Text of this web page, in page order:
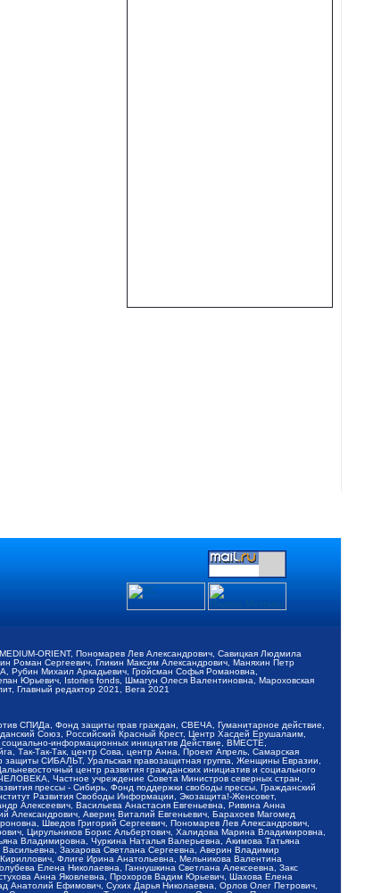
ORIENT, Пономарев Лев Александрович, Савицкая Людмила
Роман Сергеевич, Гликин Максим Александрович, Маняхин Петр
Рубин Михаил Аркадьевич, Гройсман Софья Романовна,
Юрьевич, Istories fonds, Шмагун Олеся Валентиновна, Мароховская
Главный редактор 2021, Вега 2021
СПИДа, Фонд защиты прав граждан, СВЕЧА, Гуманитарное действие,
Союз, Российский Красный Крест, Центр Хасдей Ерушалаим,
информационных инициатив Действие, ВМЕСТЕ,
Так-Так-Так, центр Сова, центр Анна, Проект Апрель, Самарская
СИБАЛЬТ, Уральская правозащитная группа, Женщины Евразии,
центр развития гражданских инициатив и социального
Частное учреждение Совета Министров северных стран,
прессы - Сибирь, Фонд поддержки свободы прессы, Гражданский
Развития Свободы Информации, Экозащита!-Женсовет,
Алексеевич, Васильева Анастасия Евгеньевна, Ривина Анна
Александрович, Аверин Виталий Евгеньевич, Барахоев Магомед
Шведов Григорий Сергеевич, Пономарев Лев Александрович,
Цирульников Борис Альбертович, Халидова Марина Владимировна,
Владимировна, Чуркина Наталья Валерьевна, Акимова Татьяна
Захарова Светлана Сергеевна, Аверин Владимир
Флиге Ирина Анатольевна, Мельникова Валентина
Елена Николаевна, Ганнушкина Светлана Алексеевна, Закс
Анна Яковлевна, Прохоров Вадим Юрьевич, Шахова Елена
Анатолий Ефимович, Сухих Дарья Николаевна, Орлов Олег Петрович,